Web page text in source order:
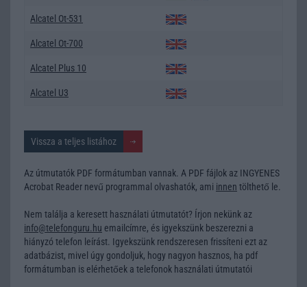
Alcatel Ot-531
Alcatel Ot-700
Alcatel Plus 10
Alcatel U3
Vissza a teljes listához
Az útmutatók PDF formátumban vannak. A PDF fájlok az INGYENES
Acrobat Reader nevű programmal olvashatók, ami innen tölthető le.
Nem találja a keresett használati útmutatót? Írjon nekünk az
info@telefonguru.hu emailcímre, és igyekszünk beszerezni a
hiányzó telefon leírást. Igyekszünk rendszeresen frissíteni ezt az
adatbázist, mivel úgy gondoljuk, hogy nagyon hasznos, ha pdf
formátumban is elérhetőek a telefonok használati útmutatói